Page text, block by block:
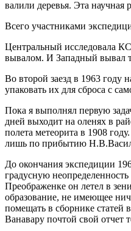
валили деревья. Эта научная
Всего участниками
Центральный исследовала
вывалом. И Западный вывал
Во второй заезд в 1963 году
упаковать их для сброса с
Пока я выполнял первую
дней выходит на оленях в
полета метеорита в 1908
лишь по прибытию
До окончания экспедиции
градусную
Преображенке он летел в
образование, не имеющее
помещать в сборнике статей
Ванавару почтой свой отчет